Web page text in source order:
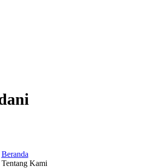
Beranda
Tentang Kami